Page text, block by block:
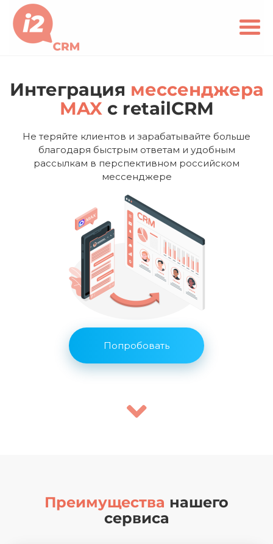
Интеграция мессенджера
MAX c retailCRM
Не теряйте клиентов и зарабатывайте больше
благодаря быстрым ответам и удобным
рассылкам в перспективном российском
мессенджере
Попробовать
Преимущества нашего
сервиса